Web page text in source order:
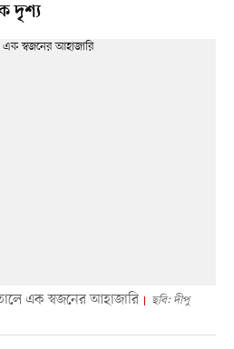
দৃশ্য
এক স্বজনের আহাজারি
ছবি: দীপু